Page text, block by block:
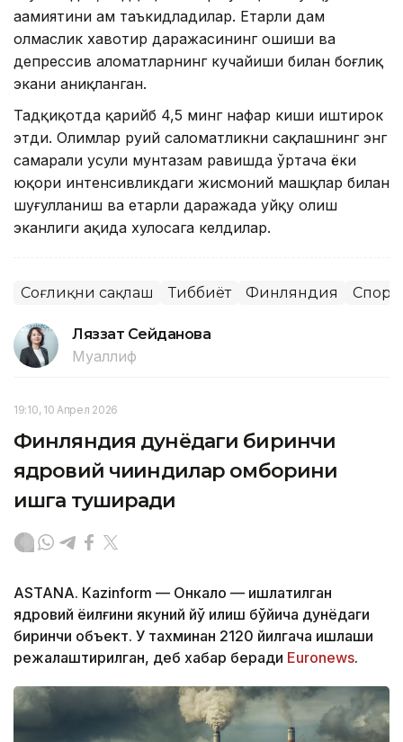
аҳамиятини ҳам таъкидладилар. Етарли дам
олмаслик хавотир даражасининг ошиши ва
депрессив аломатларнинг кучайиши билан боғлиқ
экани аниқланган.
Тадқиқотда қарийб 4,5 минг нафар киши иштирок
этди. Олимлар руҳий саломатликни сақлашнинг энг
самарали усули мунтазам равишда ўртача ёки
юқори интенсивликдаги жисмоний машқлар билан
шуғулланиш ва етарли даражада уйқу олиш
эканлиги ҳақида хулосага келдилар.
Соғлиқни сақлаш Тиббиёт Финляндия Спорт
Ляззат Сейданова
Муаллиф
19:10, 10 Апрел 2026
Финляндия дунёдаги биринчи
ядровий чиқиндилар омборини
ишга туширади
ASTANА. Кazinform — Онкало — ишлатилган
ядровий ёқилғини якуний йўқ қилиш бўйича дунёдаги
биринчи объект. У тахминан 2120 йилгача ишлаши
режалаштирилган, деб хабар беради Euronews.